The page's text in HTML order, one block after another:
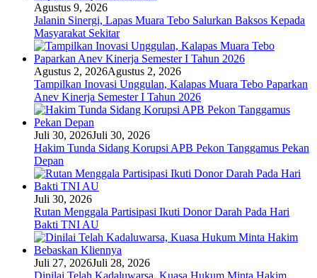
Agustus 9, 2026
Jalanin Sinergi, Lapas Muara Tebo Salurkan Baksos Kepada
Masyarakat Sekitar
Agustus 2, 2026Agustus 2, 2026
Tampilkan Inovasi Unggulan, Kalapas Muara Tebo Paparkan
Anev Kinerja Semester I Tahun 2026
Juli 30, 2026Juli 30, 2026
Hakim Tunda Sidang Korupsi APB Pekon Tanggamus Pekan
Depan
Juli 30, 2026
Rutan Menggala Partisipasi Ikuti Donor Darah Pada Hari
Bakti TNI AU
Juli 27, 2026Juli 28, 2026
Dinilai Telah Kadaluwarsa, Kuasa Hukum Minta Hakim